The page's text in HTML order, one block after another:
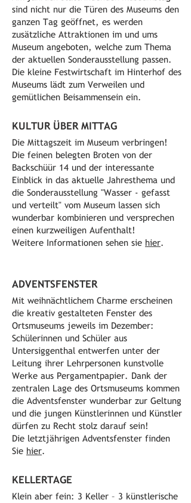
sind nicht nur die Türen des Museums den
ganzen Tag geöffnet, es werden
zusätzliche Attraktionen im und ums
Museum angeboten, welche zum Thema
der aktuellen Sonderausstellung passen.
Die kleine Festwirtschaft im Hinterhof des
Museums lädt zum Verweilen und
gemütlichen Beisammensein ein.
KULTUR ÜBER MITTAG
Die Mittagszeit im Museum verbringen!
Die feinen belegten Broten von der
Backschüür 14 und der interessante
Einblick in das aktuelle Jahresthema und
die Sonderausstellung "Wasser - gefasst
und verteilt" vom Museum lassen sich
wunderbar kombinieren und versprechen
einen kurzweiligen Aufenthalt!
Weitere Informationen sehen sie hier.
ADVENTSFENSTER
Mit weihnächtlichem Charme erscheinen
die kreativ gestalteten Fenster des
Ortsmuseums jeweils im Dezember:
Schülerinnen und Schüler aus
Untersiggenthal entwerfen unter der
Leitung ihrer Lehrpersonen kunstvolle
Werke aus Pergamentpapier. Dank der
zentralen Lage des Ortsmuseums kommen
die Adventsfenster wunderbar zur Geltung
und die jungen Künstlerinnen und Künstler
dürfen zu Recht stolz darauf sein!
Die letztjährigen Adventsfenster finden
Sie hier.
KELLERTAGE
Klein aber fein: 3 Keller – 3 künstlerische